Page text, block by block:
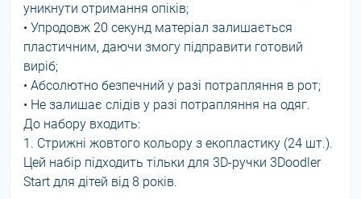
уникнути отримання опіків;
• Упродовж 20 секунд матеріал залишається
пластичним, даючи змогу підправити готовий
виріб;
• Абсолютно безпечний у разі потрапляння в рот;
• Не залишає слідів у разі потрапляння на одяг.
До набору входить:
1. Стрижні жовтого кольору з екопластику (24 шт.).
Цей набір підходить тільки для 3D-ручки 3Doodler
Start для дітей від 8 років.